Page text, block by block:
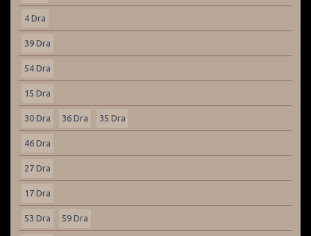
4 Dra
39 Dra
54 Dra
15 Dra
30 Dra 36 Dra 35 Dra
46 Dra
27 Dra
17 Dra
53 Dra 59 Dra